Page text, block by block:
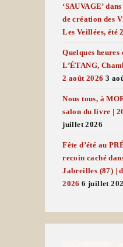
‘SAUVAGE’
de création des
Les Veillées, été
Quelques
L’ÉTANG,
2 août 2026 3
Nous tous, à
salon du livre |
juillet 2026
Fête d’été au
recoin caché
Jabreilles (87) |
2026 6 juillet